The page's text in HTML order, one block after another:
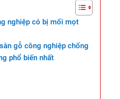
nghiệp có bị mối mọt
gỗ công nghiệp chống
phổ biến nhất